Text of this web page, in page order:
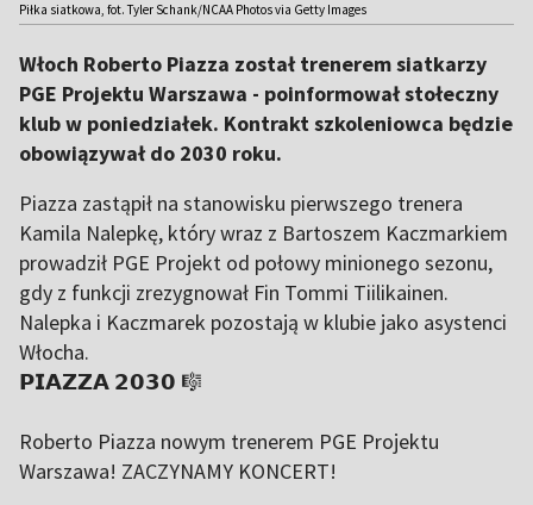
Piłka siatkowa, fot. Tyler Schank/NCAA Photos via Getty Images
Włoch Roberto Piazza został trenerem siatkarzy
PGE Projektu Warszawa - poinformował stołeczny
klub w poniedziałek. Kontrakt szkoleniowca będzie
obowiązywał do 2030 roku.
Piazza zastąpił na stanowisku pierwszego trenera
Kamila Nalepkę, który wraz z Bartoszem Kaczmarkiem
prowadził PGE Projekt od połowy minionego sezonu,
gdy z funkcji zrezygnował Fin Tommi Tiilikainen.
Nalepka i Kaczmarek pozostają w klubie jako asystenci
Włocha.
𝗣𝗜𝗔𝗭𝗭𝗔 𝟮𝟬𝟯𝟬 🎼
Roberto Piazza nowym trenerem PGE Projektu
Warszawa! ZACZYNAMY KONCERT!